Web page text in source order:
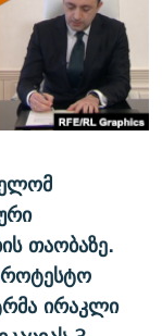
თაობაზე.
ირაკლი